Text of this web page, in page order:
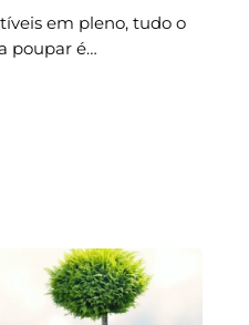
em pleno, tudo o
poupar é…